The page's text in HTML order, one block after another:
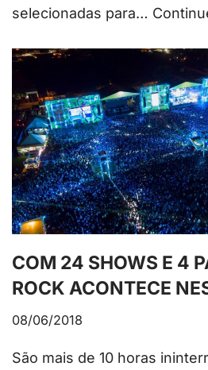
selecionadas para…
COM 24 SHOWS E 4
ROCK ACONTECE
08/06/2018
São mais de 10 horas